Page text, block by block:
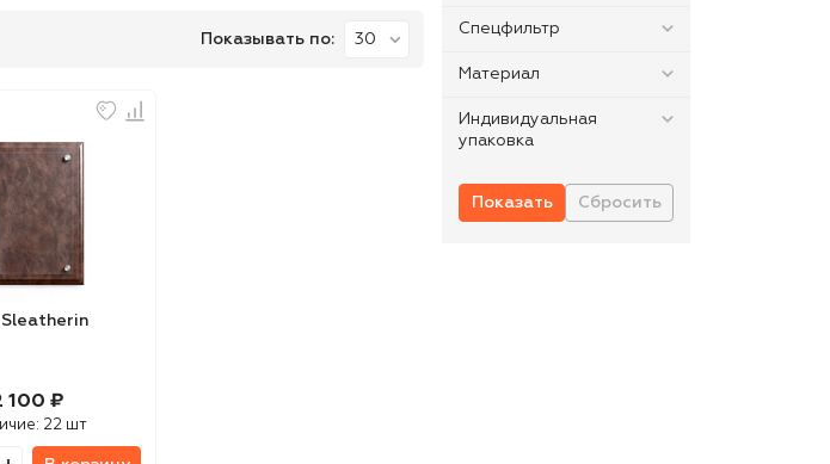
Показывать по:
Sleatherin
100 ₽
22 шт
Спецфильтр
Материал
Индивидуальная
упаковка